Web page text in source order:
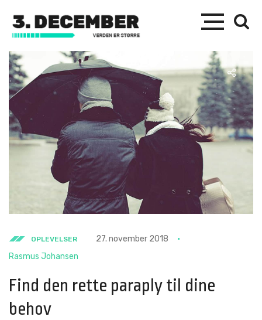
OPLEVELSER
27. november 2018
Rasmus Johansen
Find den rette paraply til dine
behov